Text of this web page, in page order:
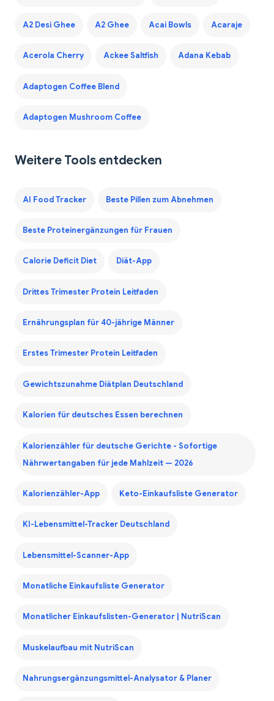
A2 Desi Ghee A2 Ghee Acai Bowls Acaraje
Acerola Cherry Ackee Saltfish Adana Kebab
Adaptogen Coffee Blend
Adaptogen Mushroom Coffee
Weitere Tools entdecken
AI Food Tracker Beste Pillen zum Abnehmen
Beste Proteinergänzungen für Frauen
Calorie Deficit Diet Diät-App
Drittes Trimester Protein Leitfaden
Ernährungsplan für 40-jährige Männer
Erstes Trimester Protein Leitfaden
Gewichtszunahme Diätplan Deutschland
Kalorien für deutsches Essen berechnen
Kalorienzähler für deutsche Gerichte - Sofortige
Nährwertangaben für jede Mahlzeit — 2026
Kalorienzähler-App Keto-Einkaufsliste Generator
KI-Lebensmittel-Tracker Deutschland
Lebensmittel-Scanner-App
Monatliche Einkaufsliste Generator
Monatlicher Einkaufslisten-Generator | NutriScan
Muskelaufbau mit NutriScan
Nahrungsergänzungsmittel-Analysator & Planer